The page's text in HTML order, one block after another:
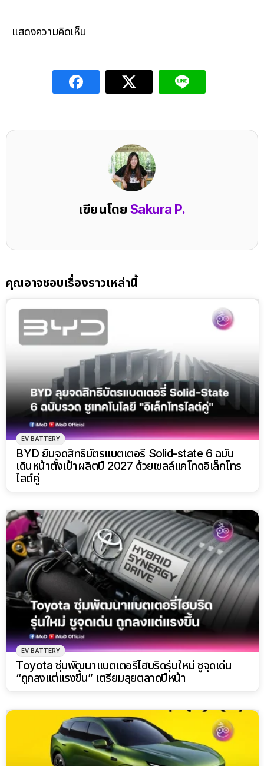
แสดงความคิดเห็น
เขียนโดย Sakura P.
คุณอาจชอบเรื่องราวเหล่านี้
EV BATTERY
BYD ยื่นจดสิทธิบัตรแบตเตอรี่ Solid-state 6 ฉบับ
เดินหน้าตั้งเป้าผลิตปี 2027 ด้วยเซลล์แคโทดอิเล็กโทร
ไลต์คู่
EV BATTERY
Toyota ซุ่มพัฒนาแบตเตอรี่ไฮบริดรุ่นใหม่ ชูจุดเด่น
“ถูกลงแต่แรงขึ้น” เตรียมลุยตลาดปีหน้า